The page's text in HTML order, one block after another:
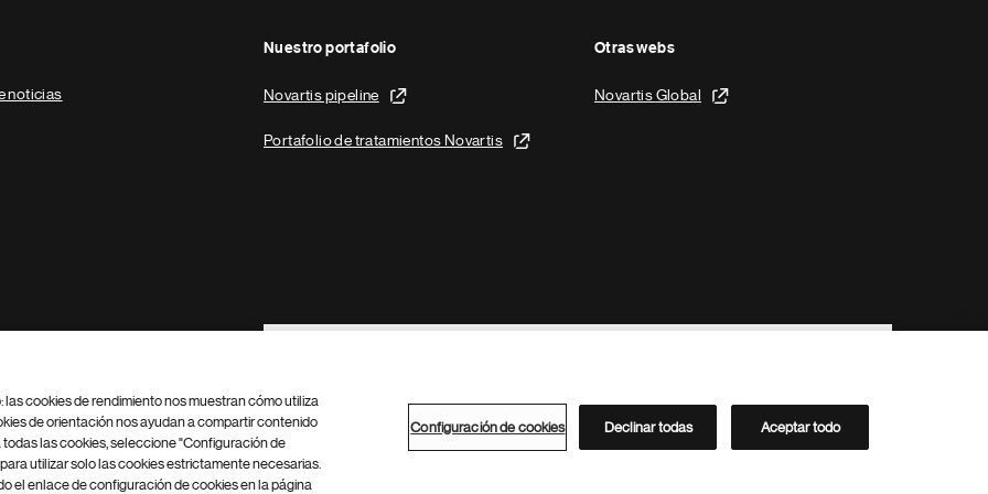
noticias
Nuestro portafolio
Novartis pipeline
Portafolio de tratamientos Novartis
Otras webs
Novartis Global
Footer Site Search
Configuración de cookies Mapa del sitio
Directorio de Novartis
cookies de rendimiento nos muestran cómo utiliza
de orientación nos ayudan a compartir contenido
las cookies, seleccione "Configuración de
utilizar solo las cookies estrictamente necesarias.
el enlace de configuración de cookies en la página
Configuración de cookies Declinar todas Aceptar todo